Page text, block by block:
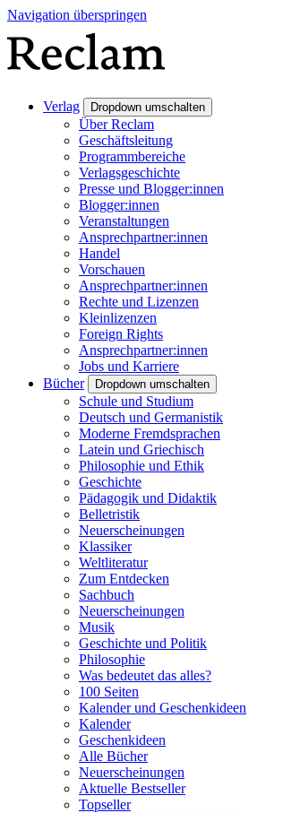
Navigation überspringen
Verlag Dropdown umschalten
Über Reclam
Geschäftsleitung
Programmbereiche
Verlagsgeschichte
Presse und Blogger:innen
Blogger:innen
Veranstaltungen
Ansprechpartner:innen
Handel
Vorschauen
Ansprechpartner:innen
Rechte und Lizenzen
Kleinlizenzen
Foreign Rights
Ansprechpartner:innen
Jobs und Karriere
Bücher
Dropdown umschalten
Schule und Studium
Deutsch und Germanistik
Moderne Fremdsprachen
Latein und Griechisch
Philosophie und Ethik
Geschichte
Pädagogik und Didaktik
Belletristik
Neuerscheinungen
Klassiker
Weltliteratur
Zum Entdecken
Sachbuch
Neuerscheinungen
Musik
Geschichte und Politik
Philosophie
Was bedeutet das alles?
100 Seiten
Kalender und Geschenkideen
Kalender
Geschenkideen
Alle Bücher
Neuerscheinungen
Aktuelle Bestseller
Topseller